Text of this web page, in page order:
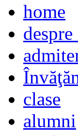
home
clase
alumni